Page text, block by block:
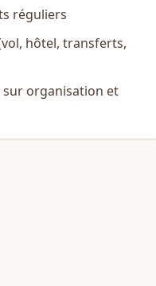
réguliers
hôtel, transferts,
organisation et